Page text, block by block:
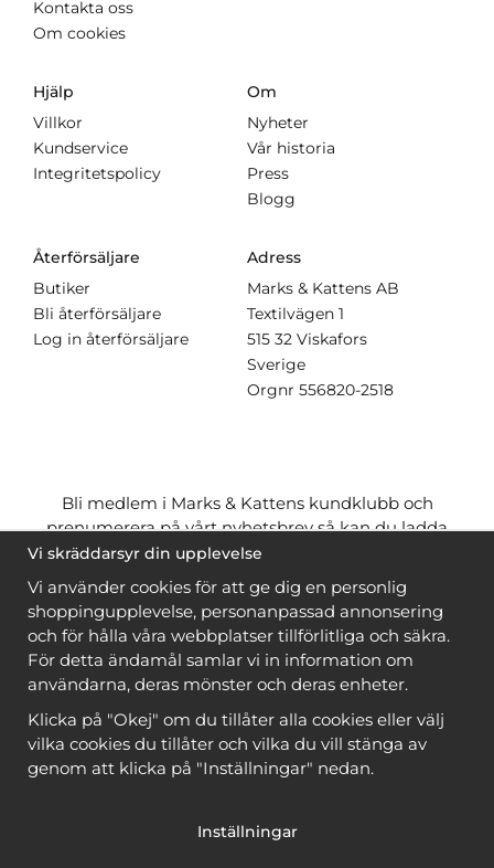
Kontakta oss
Om cookies
Hjälp
Villkor
Kundservice
Integritetspolicy
Om
Nyheter
Vår historia
Press
Blogg
Återförsäljare
Butiker
Bli återförsäljare
Log in återförsäljare
Adress
Marks & Kattens AB
Textilvägen 1
515 32 Viskafors
Sverige
Orgnr 556820-2518
Bli medlem i Marks & Kattens kundklubb och
prenumerera på vårt nyhetsbrev så kan du ladda
ner många mönstergratisoch få många
när du handlar garn till mönstret. Du ser vilka som
ärgratis när du ärinloggad.
Bli medlem
Copyright © 2026, Marks & Kattens AB
Vi skräddarsyr din upplevelse
Vi använder cookies för att ge dig en personlig
shoppingupplevelse, personanpassad annonsering
och för hålla våra webbplatser tillförlitliga och säkra.
För detta ändamål samlar vi in information om
användarna, deras mönster och deras enheter.
Klicka på "Okej" om du tillåter alla cookies eller välj
vilka cookies du tillåter och vilka du vill stänga av
genom att klicka på "Inställningar" nedan.
Inställningar